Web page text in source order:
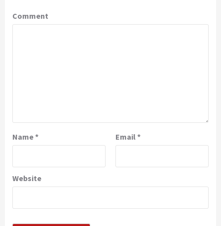
Comment
Name* Email*
Website